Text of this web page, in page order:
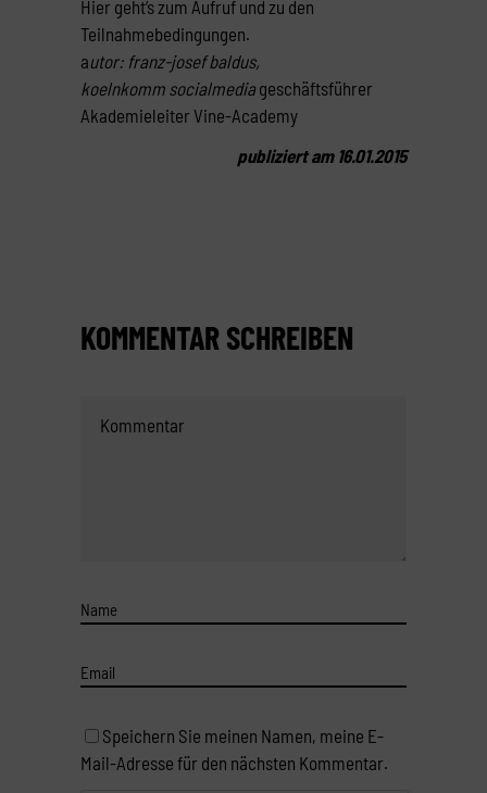
Hier geht’s zum Aufruf und zu den
Teilnahmebedingungen.
autor: franz-josef baldus,
koelnkomm socialmediageschäftsführer
Akademieleiter Vine-Academy
publiziert am 16.01.2015
KOMMENTAR SCHREIBEN
Speichern Sie meinen Namen, meine E-
Mail-Adresse für den nächsten Kommentar.